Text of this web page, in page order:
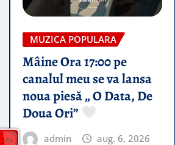
MUZICA POPULARA
Mâine Ora 17:00 pe
canalul meu se va lansa
noua piesă „ O Data, De
Doua Ori”
admin aug. 6, 2026